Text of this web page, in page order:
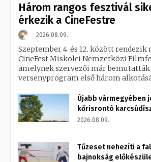
Három rangos fesztivál
érkezik a CineFestre
2026.08.09.
Szeptember 4. és 12. között rendezik
CineFest Miskolci Nemzetközi
amelynek szervezői már bemutatták
versenyprogram első három
Újabb vármegyében
kőrisrontó
2026.08.09.
Tűzeset nehezíti a
bajnokság